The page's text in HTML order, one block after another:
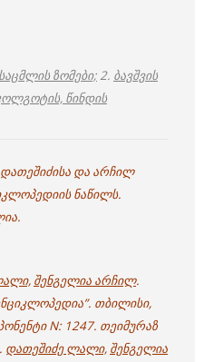
ზომები;2. ბავშვის
წინდის
და არჩილ
ნაწილს.
შენგელია არჩილ.
თბილისი,
N: 1247. თეიმურაზ
დათეშიძე ლალი, შენგელია